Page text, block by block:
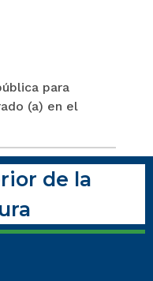
para
(a) en el
de la